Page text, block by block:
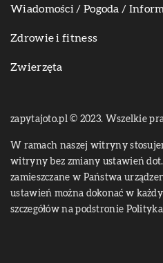
Wiadomości / Pogoda /
Zdrowie i fitness
Zwierzęta
zapytajoto.pl © 2023. Wszelkie
W ramach naszej witryny
witryny bez zmiany ustawień dot.
zamieszczane w Państwa
ustawień można dokonać w
szczegółów na podstronie